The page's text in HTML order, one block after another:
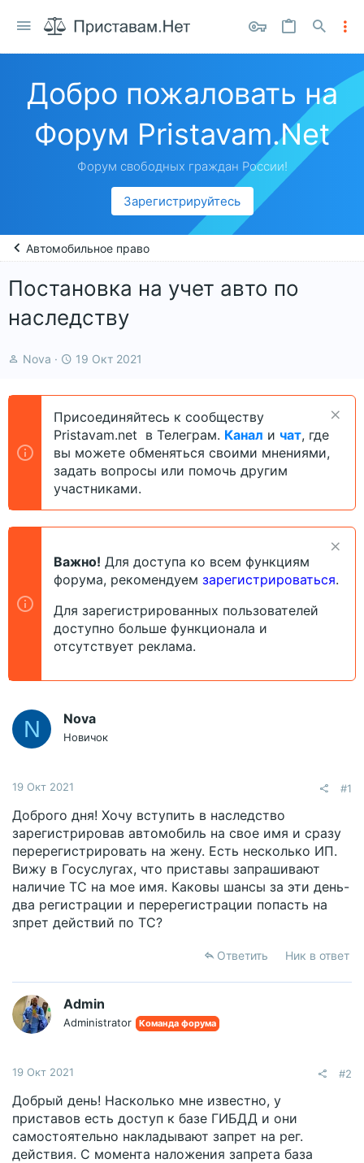
Добро пожаловать на
Форум Pristavam.Net
Форум свободных граждан России!
Зарегистрируйтесь
Автомобильное право
Постановка на учет авто по
наследству
А
е
Nova
Д
н
а
ч
а
л
а
19 Окт 2021
Присоединяйтесь к сообществу
Pristavam.net в Телеграм. Канал и чат, где
вы можете обменяться своими мнениями,
задать вопросы или помочь другим
участниками.
Важно! Для доступа ко всем функциям
форума, рекомендуем зарегистрироваться.
Для зарегистрированных пользователей
доступно больше функционала и
отсутствует реклама.
N Nova
Новичок
19 Окт 2021 #1
Доброго дня! Хочу вступить в наследство
зарегистрировав автомобиль на свое имя и сразу
перерегистрировать на жену. Есть несколько ИП.
Вижу в Госуслугах, что приставы запрашивают
наличие ТС на мое имя. Каковы шансы за эти день-
два регистрации и перерегистрации попасть на
зпрет действий по ТС?
Ответить Ник в ответ
Admin
Administrator Команда форума
19 Окт 2021 #2
Добрый день! Насколько мне известно, у
приставов есть доступ к базе ГИБДД и они
самостоятельно накладывают запрет на рег.
действия. С момента наложения запрета база